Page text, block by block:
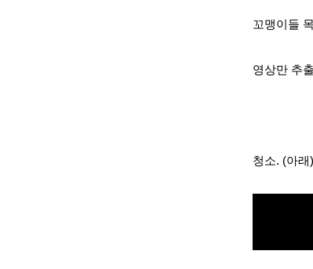
꼬맹이들
영상만 추
청소. (아래)